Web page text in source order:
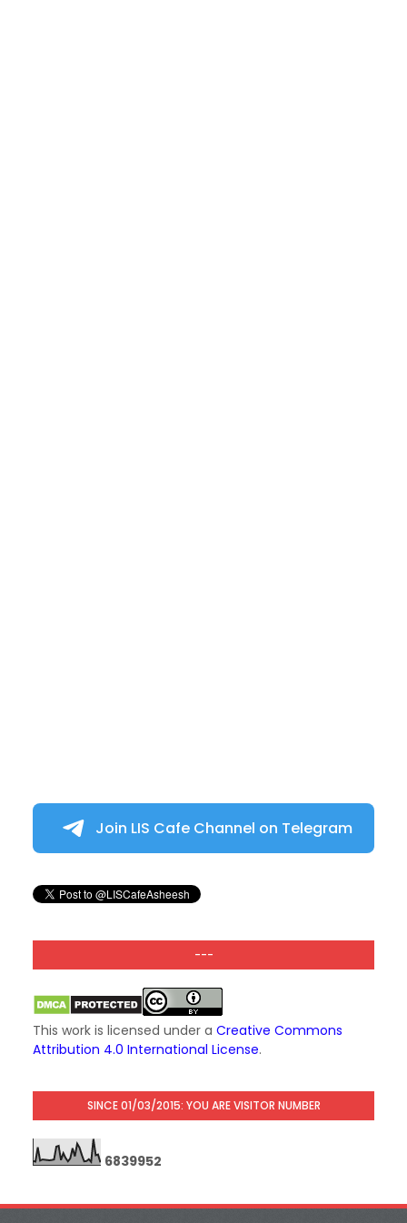
Join LIS Cafe Channel on Telegram
---
This work is licensed under a Creative Commons
Attribution 4.0 International License.
SINCE 01/03/2015: YOU ARE VISITOR NUMBER
6839952